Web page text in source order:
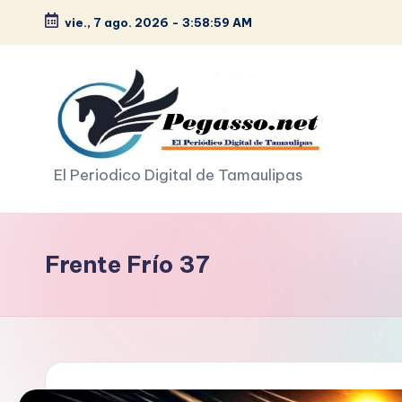
Saltar
contenido
vie., 7 ago. 2026 - 3:59:00 AM
p
e
g
s
o
El Periodico Digital de Tamaulipas
Frente Frío 37